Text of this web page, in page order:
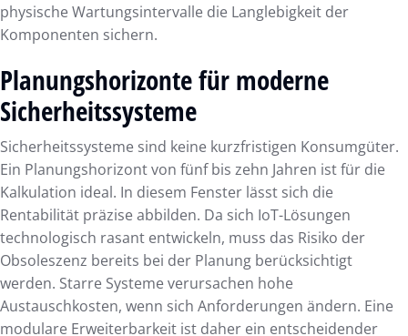
physische Wartungsintervalle die Langlebigkeit der
Komponenten sichern.
Planungshorizonte für moderne
Sicherheitssysteme
Sicherheitssysteme sind keine kurzfristigen Konsumgüter.
Ein Planungshorizont von fünf bis zehn Jahren ist für die
Kalkulation ideal. In diesem Fenster lässt sich die
Rentabilität präzise abbilden. Da sich IoT-Lösungen
technologisch rasant entwickeln, muss das Risiko der
Obsoleszenz bereits bei der Planung berücksichtigt
werden. Starre Systeme verursachen hohe
Austauschkosten, wenn sich Anforderungen ändern. Eine
modulare Erweiterbarkeit ist daher ein entscheidender